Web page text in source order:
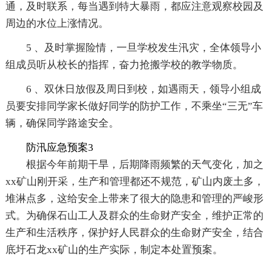
通，及时联系，每当遇到特大暴雨，都应注意观察校园及
周边的水位上涨情况。
5 、及时掌握险情，一旦学校发生汛灾，全体领导小
组成员听从校长的指挥，奋力抢搬学校的教学物质。
6 、双休日放假及周日到校，如遇雨天，领导小组成
员要安排同学家长做好同学的防护工作，不乘坐“三无”车
辆，确保同学路途安全。
防汛应急预案3
根据今年前期干旱，后期降雨频繁的天气变化，加之
xx矿山刚开采，生产和管理都还不规范，矿山内废土多，
堆淋点多，这给安全上带来了很大的隐患和管理的严峻形
式。为确保石山工人及群众的生命财产安全，维护正常的
生产和生活秩序，保护好人民群众的生命财产安全，结合
底圩石龙xx矿山的生产实际，制定本处置预案。